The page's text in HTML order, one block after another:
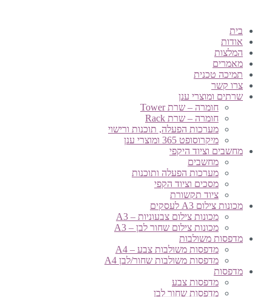
בית
אודות
המלצות
מאמרים
תמיכה טכנית
צרו קשר
שרתים ומוצרי ענן
חומרה – שרת Tower
חומרה – שרת Rack
מערכות הפעלה, תוכנות ורישוי
מיקרוסופט 365 ומוצרי ענן
מחשבים וציוד היקפי
מחשבים
מערכות הפעלה ותוכנות
מסכים וציוד הקפי
ציוד תקשורת
מכונות צילום A3 לעסקים
מכונות צילום צבעוניות – A3
מכונות צילום שחור לבן – A3
מדפסות משולבות
מדפסות משולבות צבע – A4
מדפסות משולבות שחור/לבן A4
מדפסות
מדפסות צבע
מדפסות שחור לבן